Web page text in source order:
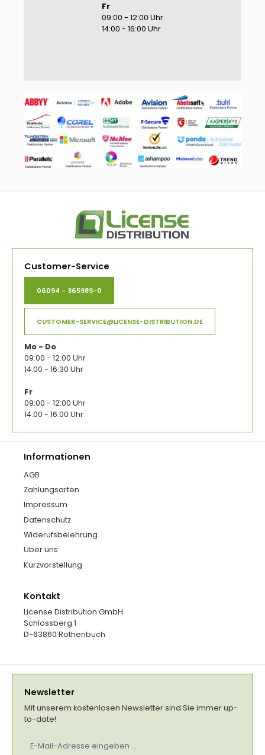
Fr
09:00 - 12:00 Uhr
14:00 - 16:00 Uhr
Customer-Service
06094 - 365989-0
CUSTOMER-SERVICE@LICENSE-DISTRIBUTION.DE
Mo - Do
09:00 - 12:00 Uhr
14:00 - 16:30 Uhr
Fr
09:00 - 12:00 Uhr
14:00 - 16:00 Uhr
Informationen
AGB
Zahlungsarten
Impressum
Datenschutz
Widerufsbelehrung
Über uns
Kurzvorstellung
Kontakt
License Distribution GmbH
Schlossberg 1
D-63860 Rothenbuch
Newsletter
Mit unserem kostenlosen Newsletter sind Sie immer up-
to-date!
Mail-